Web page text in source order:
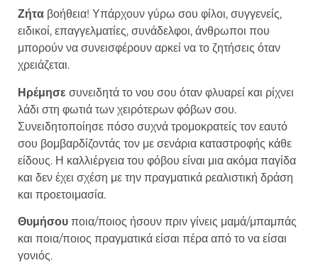
Ζήτα βοήθεια! Υπάρχουν γύρω σου φίλοι, συγγενείς,
ειδικοί, επαγγελματίες, συνάδελφοι, άνθρωποι που
μπορούν να συνεισφέρουν αρκεί να το ζητήσεις όταν
χρειάζεται.
Ηρέμησε συνειδητά το νου σου όταν φλυαρεί και ρίχνει
λάδι στη φωτιά των χειρότερων φόβων σου.
Συνειδητοποίησε πόσο συχνά τρομοκρατείς τον εαυτό
σου βομβαρδίζοντάς τον με σενάρια καταστροφής κάθε
είδους. Η καλλιέργεια του φόβου είναι μια ακόμα παγίδα
και δεν έχει σχέση με την πραγματικά ρεαλιστική δράση
και προετοιμασία.
Θυμήσου ποια/ποιος ήσουν πριν γίνεις μαμά/μπαμπάς
και ποια/ποιος πραγματικά είσαι πέρα από το να είσαι
γονιός.